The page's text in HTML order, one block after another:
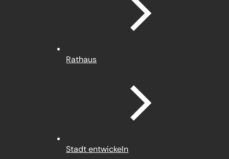
Rathaus
Stadt entwickeln